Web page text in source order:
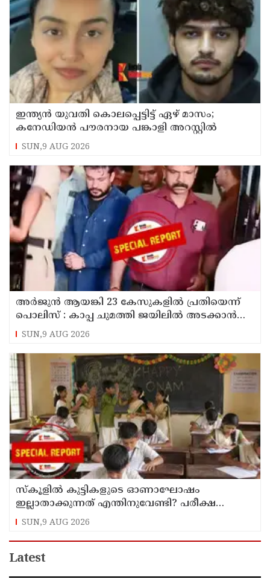
ഇന്ത്യന്‍ യുവതി കൊലപ്പെട്ടിട്ട് ഏഴ് മാസം;
കനേഡിയന്‍ പൗരനായ പങ്കാളി അറസ്റ്റില്‍
SUN,9 AUG 2026
അര്‍ജുന്‍ ആയങ്കി 23 കേസുകളില്‍ പ്രതിയെന്ന്
പൊലിസ് : കാപ്പ ചുമത്തി ജയിലില്‍ അടക്കാന്‍
നീക്കം
SUN,9 AUG 2026
സ്‌കൂളില്‍ കുട്ടികളുടെ ഓണാഘോഷം
ഇല്ലാതാക്കുന്നത് എന്തിനുവേണ്ടി? പരീക്ഷ
ഷെഡ്യൂള്‍ മാറ്റിയത് തിരുത്തുമോ?
SUN,9 AUG 2026
Latest